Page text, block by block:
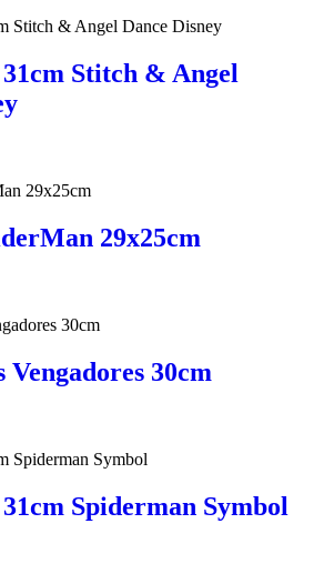
Stitch & Angel
29x25cm
30cm
Spiderman Symbol